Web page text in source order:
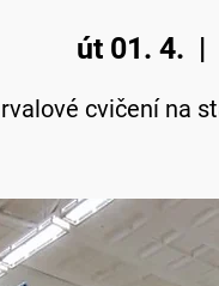
út 01. 4.
  |
cvičení na